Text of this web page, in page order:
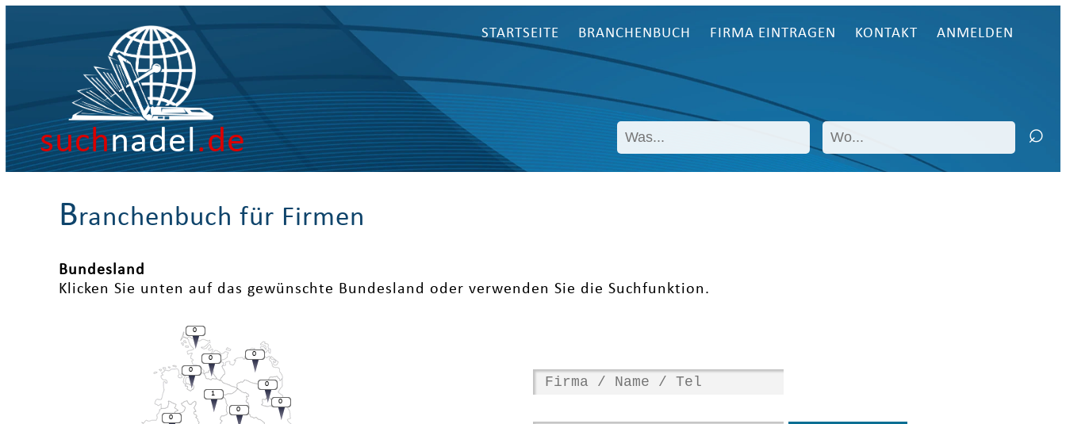
suchnadel.de
STARTSEITE BRANCHENBUCH FIRMA EINTRAGEN KONTAKT ANMELDEN
Branchenbuch für Firmen
Bundesland
Klicken Sie unten auf das gewünschte Bundesland oder verwenden Sie die Suchfunktion.
0
0
0
0
0
0
0
0
1